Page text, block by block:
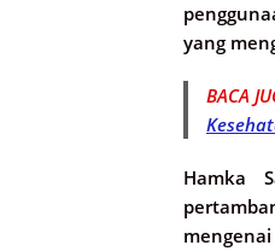
yang
BACA
Hamka